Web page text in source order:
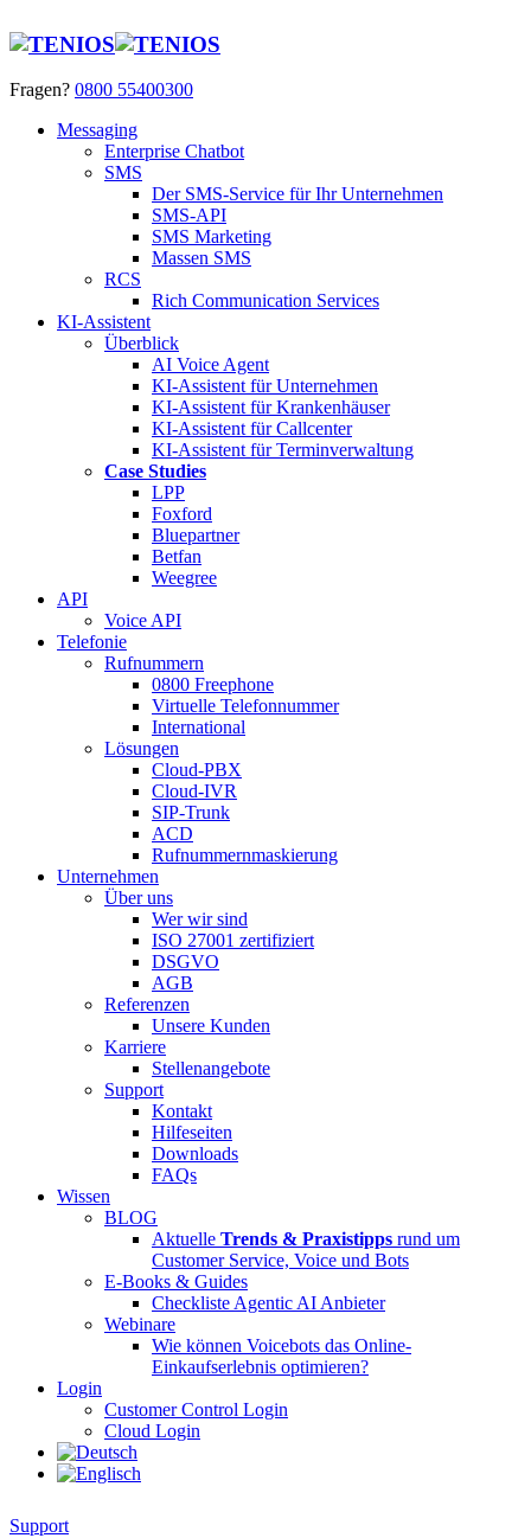
Fragen? 0800 55400300
Messaging
Enterprise Chatbot
SMS
Der SMS-Service für Ihr Unternehmen
SMS-API
SMS Marketing
Massen SMS
RCS
Rich Communication Services
KI-Assistent
Überblick
AI Voice Agent
KI-Assistent für Unternehmen
KI-Assistent für Krankenhäuser
KI-Assistent für Callcenter
KI-Assistent für Terminverwaltung
Case Studies
LPP
Foxford
Bluepartner
Betfan
Weegree
API
Voice API
Telefonie
Rufnummern
0800 Freephone
Virtuelle Telefonnummer
International
Lösungen
Cloud-PBX
Cloud-IVR
SIP-Trunk
ACD
Rufnummernmaskierung
Unternehmen
Über uns
Wer wir sind
ISO 27001 zertifiziert
DSGVO
AGB
Referenzen
Unsere Kunden
Karriere
Stellenangebote
Support
Kontakt
Hilfeseiten
Downloads
FAQs
Wissen
BLOG
Aktuelle Trends & Praxistipps rund um
Customer Service, Voice und Bots
E-Books & Guides
Checkliste Agentic AI Anbieter
Webinare
Wie können Voicebots das Online-
Einkaufserlebnis optimieren?
Login
Customer Control Login
Cloud Login
Support